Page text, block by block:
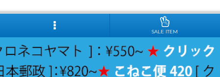
SALE ITEM